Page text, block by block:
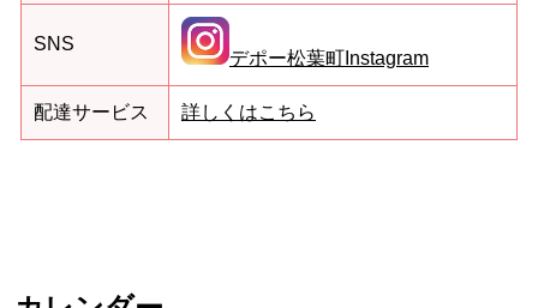
SNS
デポー松葉町Instagram
配達サービス 詳しくはこちら